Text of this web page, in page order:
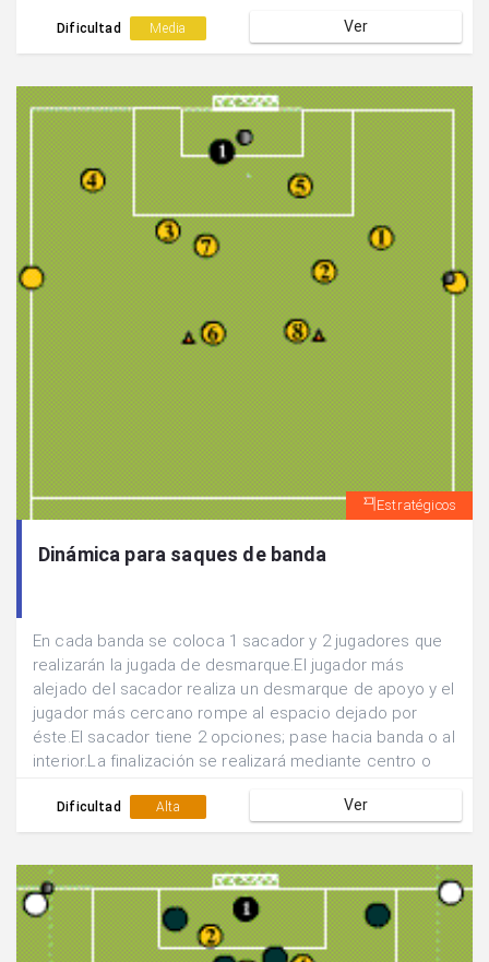
Dificultad Media Ver
Estratégicos
Dinámica para saques de banda
En cada banda se coloca 1 sacador y 2 jugadores que
realizarán la jugada de desmarque.El jugador más
alejado del sacador realiza un desmarque de apoyo y el
jugador más cercano rompe al espacio dejado por
éste.El sacador tiene 2 opciones; pase hacia banda o al
interior.La finalización se realizará mediante centro o
al remate o bien al rechace.
Dificultad Alta Ver